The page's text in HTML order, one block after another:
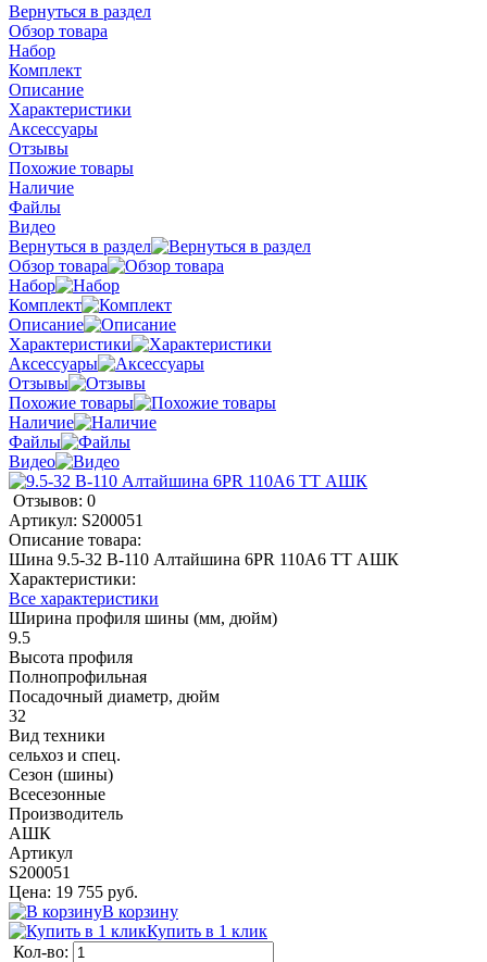
Вернуться в раздел
Обзор товара
Набор
Комплект
Описание
Характеристики
Аксессуары
Отзывы
Похожие товары
Наличие
Файлы
Видео
Вернуться в раздел
Обзор товара
Набор
Комплект
Описание
Характеристики
Аксессуары
Отзывы
Похожие товары
Наличие
Файлы
Видео
Отзывов: 0
Артикул: S200051
Описание товара:
Шина 9.5-32 В-110 Алтайшина 6PR 110A6 TT АШК
Характеристики:
Все характеристики
Ширина профиля шины (мм, дюйм)
9.5
Высота профиля
Полнопрофильная
Посадочный диаметр, дюйм
32
Вид техники
сельхоз и спец.
Сезон (шины)
Всесезонные
Производитель
АШК
Артикул
S200051
Цена: 19 755 руб.
В корзину
Купить в 1 клик
Кол-во: